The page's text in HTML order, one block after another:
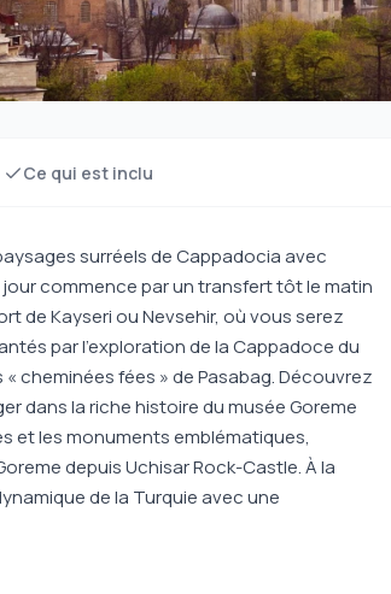
Ce qui est inclu
surréels de Cappadocia avec
commence par un transfert tôt le matin
de Kayseri ou Nevsehir, où vous serez
par l'exploration de la Cappadoce du
cheminées fées » de Pasabag. Découvrez
dans la riche histoire du musée Goreme
et les monuments emblématiques,
depuis Uchisar Rock-Castle. À la
de la Turquie avec une